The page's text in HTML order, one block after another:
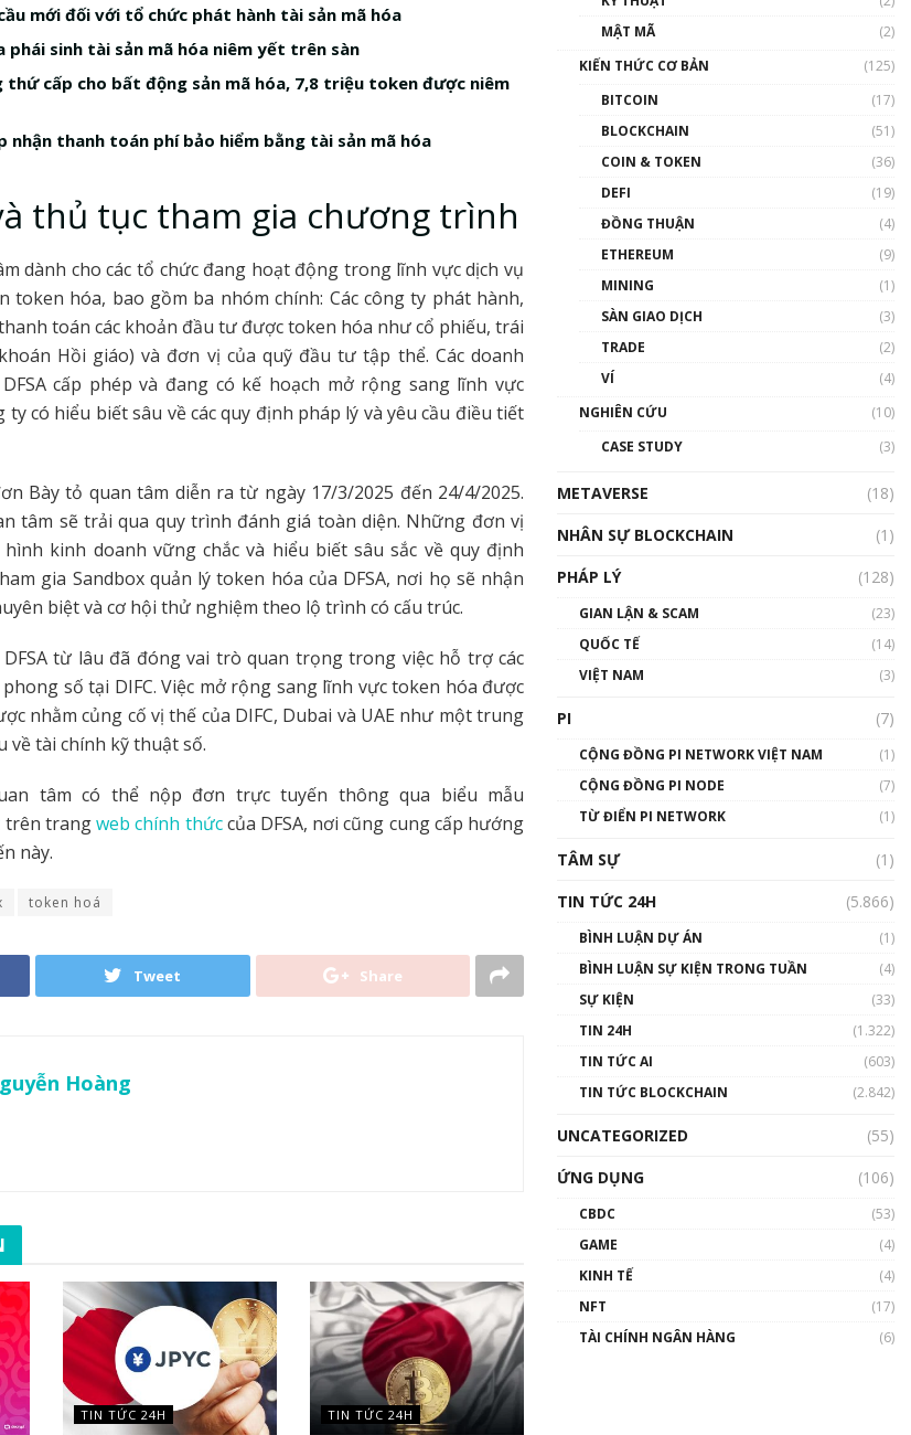
mới đối với tổ chức phát hành tài sản mã hóa
phái sinh tài sản mã hóa niêm yết trên sàn
cấp cho bất động sản mã hóa, 7,8 triệu token được niêm
nhận thanh toán phí bảo hiểm bằng tài sản mã hóa
thủ tục tham gia chương trình
dành cho các tổ chức đang hoạt động trong lĩnh vực dịch vụ
token hóa, bao gồm ba nhóm chính: Các công ty phát hành,
toán các khoản đầu tư được token hóa như cổ phiếu, trái
Hồi giáo) và đơn vị của quỹ đầu tư tập thể. Các doanh
cấp phép và đang có kế hoạch mở rộng sang lĩnh vực
ty có hiểu biết sâu về các quy định pháp lý và yêu cầu điều tiết
Bày tỏ quan tâm diễn ra từ ngày 17/3/2025 đến 24/4/2025.
tâm sẽ trải qua quy trình đánh giá toàn diện. Những đơn vị
kinh doanh vững chắc và hiểu biết sâu sắc về quy định
gia Sandbox quản lý token hóa của DFSA, nơi họ sẽ nhận
biệt và cơ hội thử nghiệm theo lộ trình có cấu trúc.
từ lâu đã đóng vai trò quan trọng trong việc hỗ trợ các
số tại DIFC. Việc mở rộng sang lĩnh vực token hóa được
nhằm củng cố vị thế của DIFC, Dubai và UAE như một trung
về tài chính kỹ thuật số.
tâm có thể nộp đơn trực tuyến thông qua biểu mẫu
trên trangweb chính thứccủa DFSA, nơi cũng cung cấp hướng
này.
token hoá
Tweet Share
Hoàng
TIN TỨC 24H TIN TỨC 24H
Blockchain
Nhân sự tương lại ngành
Blockchain Việt Nam | Phổ
cập Blockchain
Blockchain đang được ứng
01:34:46
01:32:59
Talkshow17: Mùa đông
Crypto – Chiếc khăn gió ấm
01:49:30
Talkshow 14: MemeCoin –
MẬT MÃ
(2)
KIẾN THỨC CƠ BẢN
(125)
BITCOIN
(17)
BLOCKCHAIN
(51)
COIN & TOKEN
(36)
DEFI
(19)
ĐỒNG THUẬN
(4)
ETHEREUM
(9)
MINING
(1)
SÀN GIAO DỊCH
(3)
TRADE
(2)
VÍ
(4)
NGHIÊN CỨU
(10)
CASE STUDY
(3)
METAVERSE
(18)
NHÂN SỰ BLOCKCHAIN
(1)
PHÁP LÝ
(128)
GIAN LẬN & SCAM
(23)
QUỐC TẾ
(14)
VIỆT NAM
(3)
PI (7)
CỘNG ĐỒNG PI NETWORK VIỆT NAM
(1)
CỘNG ĐỒNG PI NODE
(7)
TỪ ĐIỂN PI NETWORK
(1)
TÂM SỰ
(1)
TIN TỨC 24H
(5.866)
BÌNH LUẬN DỰ ÁN
(1)
BÌNH LUẬN SỰ KIỆN TRONG TUẦN
(4)
SỰ KIỆN
(33)
TIN 24H
(1.322)
TIN TỨC AI
(603)
TIN TỨC BLOCKCHAIN
(2.842)
UNCATEGORIZED
(55)
ỨNG DỤNG
(106)
CBDC
(53)
GAME
(4)
KINH TẾ
(4)
NFT
(17)
TÀI CHÍNH NGÂN HÀNG
(6)